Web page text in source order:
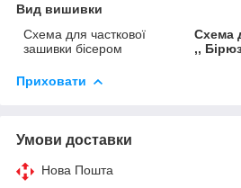
Вид вишивки
Схема для часткової
зашивки бісером
Схема
,,
Приховати
Умови доставки
Нова Пошта